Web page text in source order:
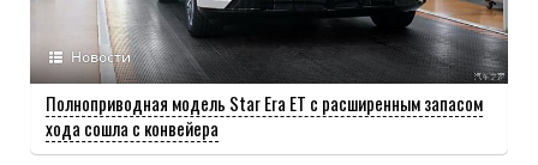
Новости
Полноприводная модель Star Era ET с расширенным запасом
хода сошла с конвейера